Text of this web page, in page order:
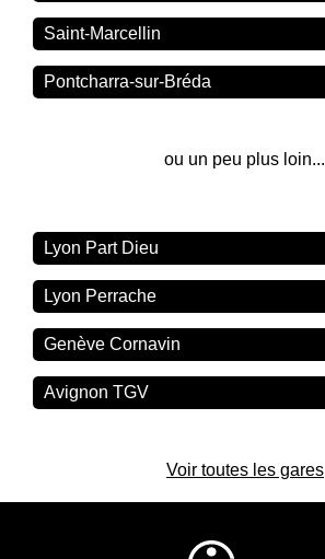
Saint-Marcellin
Pontcharra-sur-Bréda
ou un peu plus loin...
Lyon Part Dieu
Lyon Perrache
Genève Cornavin
Avignon TGV
Voir toutes les gares